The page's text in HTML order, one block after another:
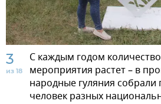
3
из 18
С каждым годом
мероприятия растет – в
народные гуляния собрали
человек разных